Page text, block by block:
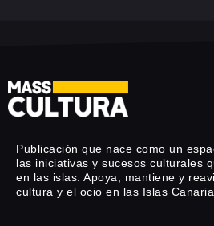
Publicación que nace como un
las iniciativas y sucesos culturales
en las islas. Apoya, mantiene y
cultura y el ocio en las Islas